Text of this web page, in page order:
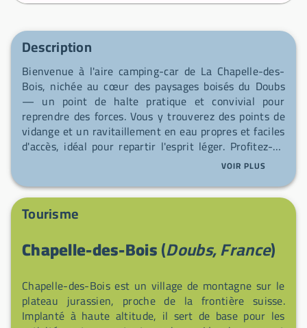
Description
Bienvenue à l'aire camping-car de La Chapelle-des-
Bois, nichée au cœur des paysages boisés du Doubs
— un point de halte pratique et convivial pour
reprendre des forces. Vous y trouverez des points de
vidange et un ravitaillement en eau propres et faciles
d'accès, idéal pour repartir l'esprit léger. Profitez-en
pour faire une balade autour du village avant de
VOIR PLUS
Tourisme
Chapelle-des-Bois(Doubs, France)
Chapelle-des-Bois est un village de montagne sur le
plateau jurassien, proche de la frontière suisse.
Implanté à haute altitude, il sert de base pour les